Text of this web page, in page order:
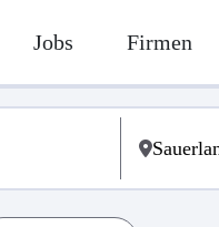
Jobs Firmen